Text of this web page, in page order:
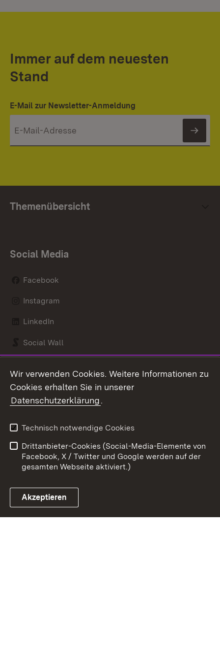
Immer auf dem neuesten
Stand
E-Mail zur Newsletter-Anmeldung
Themenübersicht
Social Media
Facebook
Instagram
LinkedIn
Social Wall
Link zum Landesportal
Kontakt
Barrierefreiheit
Impressum
Cookies
Wir verwenden Cookies. Weitere Informationen zu
Cookies erhalten Sie in unserer
Datenschutzerklärung.
Technisch notwendige Cookies
Drittanbieter-Cookies (Social-Media-Elemente von
Facebook, X / Twitter und Google werden auf der
gesamten Webseite aktiviert.)
Akzeptieren